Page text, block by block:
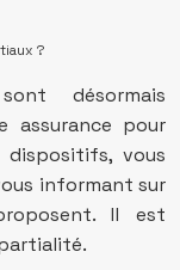
?
désormais
assurance pour
dispositifs, vous
informant sur
Il est